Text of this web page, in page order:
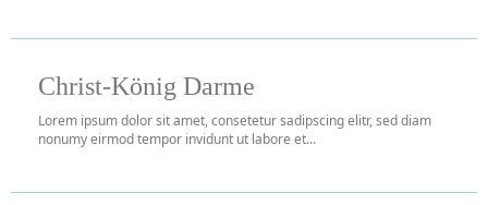
Christ-König Darme
Lorem ipsum dolor sit amet, consetetur sadipscing elitr, sed diam
nonumy eirmod tempor invidunt ut labore et...